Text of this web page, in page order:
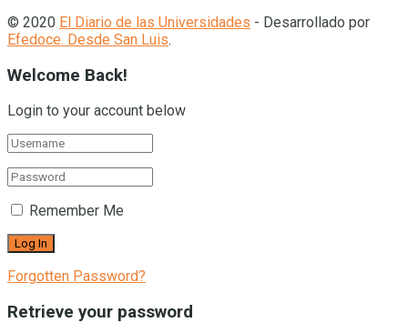
© 2020 El Diario de las Universidades - Desarrollado por
Efedoce. Desde San Luis.
Welcome Back!
Login to your account below
Remember Me
Forgotten Password?
Retrieve your password